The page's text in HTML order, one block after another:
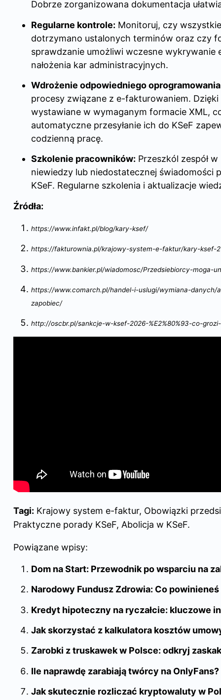
Dobrze zorganizowana dokumentacja
Regularne kontrole: Monitoruj, czy
dotrzymano ustalonych terminów oraz czy
sprawdzanie umożliwi wczesne
nałożenia kar administracyjnych.
Wdrożenie odpowiedniego
procesy związane z e-fakturowaniem.
wystawiane w wymaganym formacie XML,
automatyczne przesyłanie ich do KSeF
codzienną pracę.
Szkolenie pracowników: Przeszkól zespół
niewiedzy lub niedostatecznej
KSeF. Regularne szkolenia i aktualizacje
Źródła:
https://www.infakt.pl/blog/kary-ksef/
https://fakturownia.pl/krajowy-system-e-faktur/kary-ksef-
https://www.bankier.pl/wiadomosc/Przedsiebiorcy-moga-
https://www.comarch.pl/handel-i-uslugi/wymiana-
zapobiec/
http://oscbr.pl/sankcje-w-ksef-2026-%E2%80%93-co-
Tagi: Krajowy system e-faktur, Obowiązki
Praktyczne porady KSeF, Abolicja w KSeF.
Powiązane wpisy:
Dom na Start: Przewodnik po wsparciu na
Narodowy Fundusz Zdrowia: Co
Kredyt hipoteczny na ryczałcie: kluczowe
Jak skorzystać z kalkulatora kosztów
Zarobki z truskawek w Polsce: odkryj
Ile naprawdę zarabiają twórcy na
Jak skutecznie rozliczać kryptowaluty w